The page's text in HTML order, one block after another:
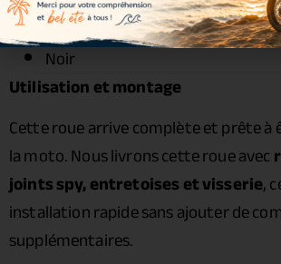
Couleur incluse dans le kit :
Noir
Utilisation et montage
Cette roue arrive complète et prête
la moto. Nous livrons cette roue avec
joints spy, entretoises et visserie,
installation rapide sans ajouter de
supplémentaires.